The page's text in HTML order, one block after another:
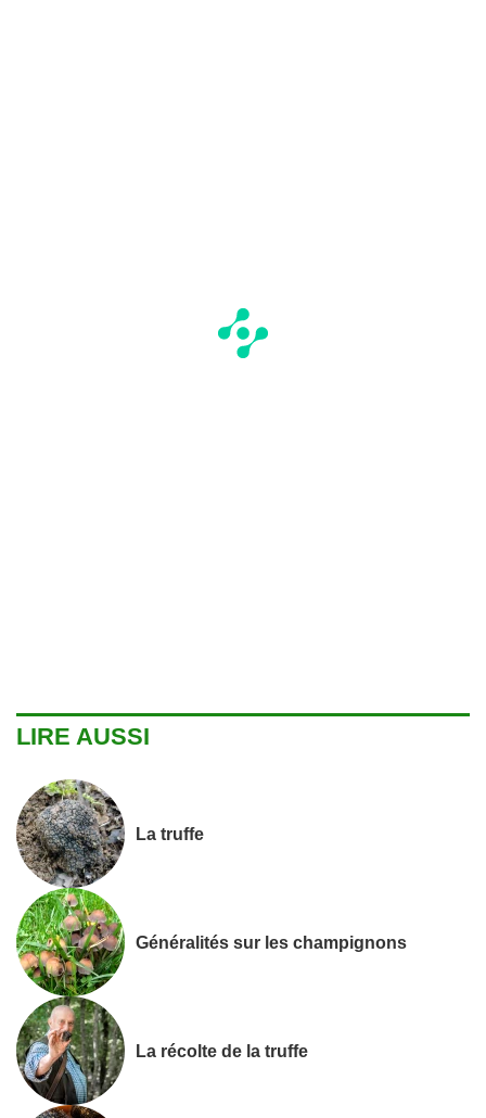
LIRE AUSSI
La truffe
Généralités sur les champignons
La récolte de la truffe